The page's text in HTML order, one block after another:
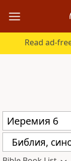
Read ad-
Библия,